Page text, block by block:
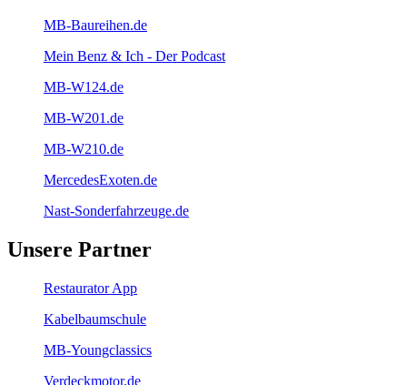
MB-Baureihen.de
Mein Benz & Ich - Der Podcast
MB-W124.de
MB-W201.de
MB-W210.de
MercedesExoten.de
Nast-Sonderfahrzeuge.de
Unsere Partner
Restaurator App
Kabelbaumschule
MB-Youngclassics
Verdeckmotor.de